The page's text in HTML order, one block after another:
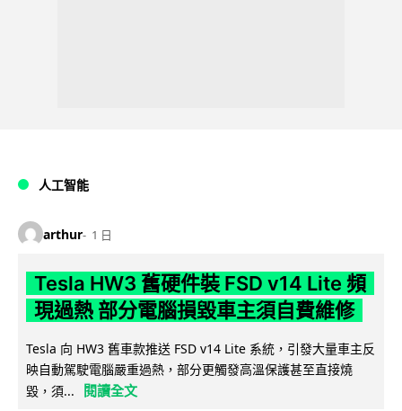
人工智能
arthur 1 日
Tesla HW3 舊硬件裝 FSD v14 Lite 頻
現過熱 部分電腦損毀車主須自費維修
Tesla 向 HW3 舊車款推送 FSD v14 Lite 系統，引發大量車主反
映自動駕駛電腦嚴重過熱，部分更觸發高溫保護甚至直接燒
毀，須...
閱讀全文